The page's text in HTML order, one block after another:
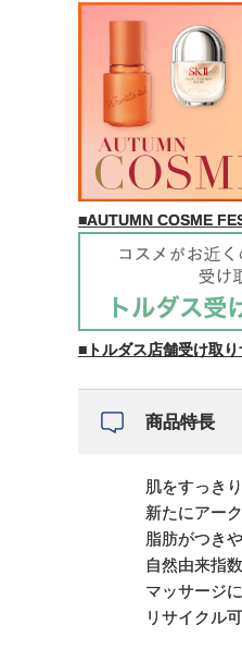
■AUTUMN COSME
■トルダス店舗受け取
商品特長
肌をすっき
新たにアー
脂肪がつき
自然由来指
マッサージ
リサイクル